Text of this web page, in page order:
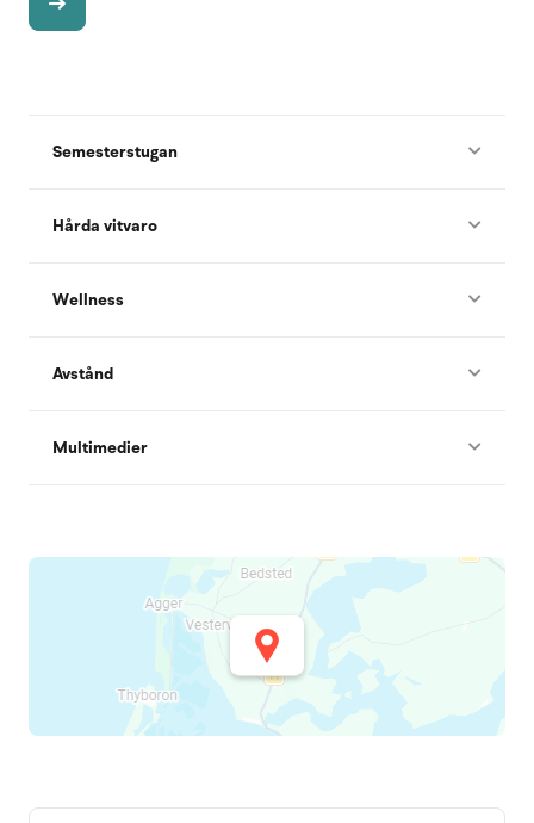
Semesterstugan
Hårda vitvaro
Wellness
Avstånd
Multimedier